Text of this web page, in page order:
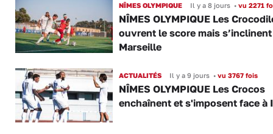
NÎMES OLYMPIQUE Il y a 8 jours •vu 2271
NÎMES OLYMPIQUE Les
ouvrent le score mais s’inclinent
Marseille
ACTUALITÉS Il y a 9 jours •vu 3767 fois
NÎMES OLYMPIQUE Les Crocos
enchaînent et s'imposent face à